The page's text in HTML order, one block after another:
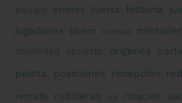
equipo errores fuerza historia
jugadores libero marcas
movilidad opuesto orígenes
pelota posiciones recepción red
remate rodilleras rol rotación